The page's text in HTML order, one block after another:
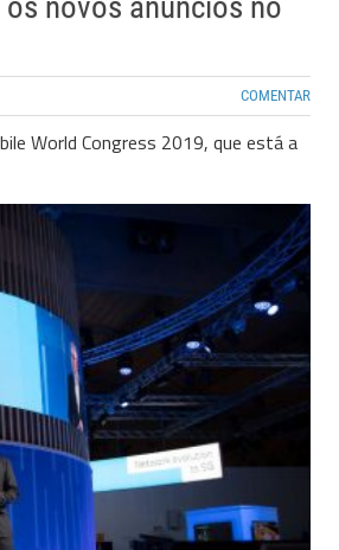
COMENTAR
World Congress 2019, que está a